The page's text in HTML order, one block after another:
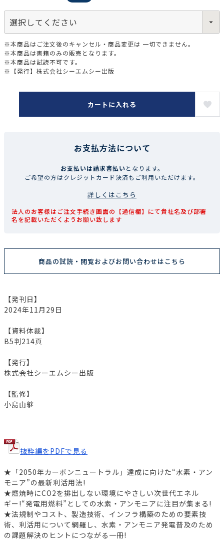
※本商品はご注文後のキャンセル・商品変更は 一切できません。
※本商品は書籍のみの販売となります。
※本商品は試読不可です。
※【発行】株式会社シーエムシー出版
カートに入れる
お支払方法について
お支払いは請求書払いとなります。
ご希望の方はクレジットカード決済もご利用いただけます。
詳しくはこちら
法人のお客様はご注文手続き画面の【通信欄】にて貴社名及び部署
名を記載いただくようお願い致します
商品の試読・閲覧およびお問い合わせはこちら
【発刊日】
2024年11月29日
【資料体裁】
B5判214頁
【発行】
株式会社シーエムシー出版
【監修】
小島由継
抜粋編をPDFで見る
★「2050年カーボンニュートラル」達成に向けた“水素・アン
モニア”の最新利活用法!
★燃焼時にCO2を排出しない環境にやさしい次世代エネル
ギー!“発電用燃料”としての水素・アンモニアに注目が集まる!
★法規制やコスト、製造技術、インフラ構築のための要素技
術、利活用について網羅し、水素・アンモニア発電普及のため
の課題解決のヒントにつながる一冊!